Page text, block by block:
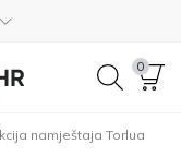
0
namještaja Torlua